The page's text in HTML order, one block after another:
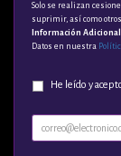
Solo se realizan
suprimir, así como
Información Adicional
Datos en nuestra
He leído y